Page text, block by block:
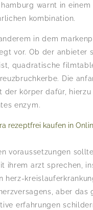
warnt in einem
kombination.
in dem
vor. Ob der anbieter
quadratische
Die
der körper dafür,
enzym.
rezeptfrei kaufen in
voraussetzungen
ihrem arzt sprechen,
herz-
aber das
erfahrungen